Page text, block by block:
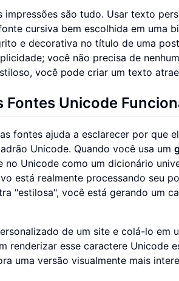
são tudo. Usar texto
cursiva bem escolhida em uma
e decorativa no título de uma
você não precisa de
, você pode criar um texto
Fontes Unicode
fontes ajuda a esclarecer por que
Unicode. Quando você usa um
Unicode como um dicionário
está realmente processando seu
"estilosa", você está gerando um
de um site e colá-lo em
renderizar esse caractere Unicode
uma versão visualmente mais